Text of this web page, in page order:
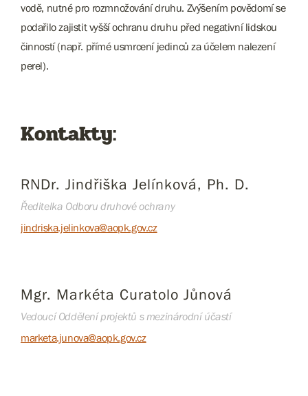
vodě, nutné pro rozmnožování druhu. Zvýšením povědomí se
podařilo zajistit vyšší ochranu druhu před negativní lidskou
činností (např. přímé usmrcení jedinců za účelem nalezení
perel).
Kontakty:
RNDr. Jindřiška Jelínková, Ph. D.
Ředitelka Odboru druhové ochrany
jindriska.jelinkova@aopk.gov.cz
Mgr. Markéta Curatolo Jůnová
Vedoucí Oddělení projektů s mezinárodní účastí
marketa.junova@aopk.gov.cz